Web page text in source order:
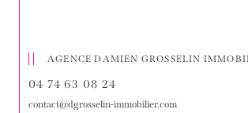
AGENCE DAMIEN GROSSELIN
04 74 63 08 24
contact@dgrosselin-immobilier.com